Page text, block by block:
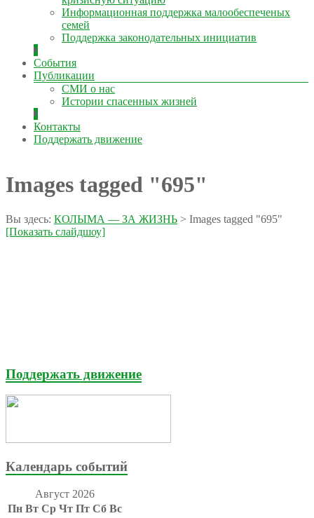
Информационная поддержка малообеспеченых
семей
Поддержка законодательных инициатив
События
Публикации
СМИ о нас
Истории спасенных жизней
Контакты
Поддержать движение
Images tagged "695"
Вы здесь: КОЛЫМА — ЗА ЖИЗНЬ > Images tagged "695"
[Показать слайдшоу]
Поддержать движение
Календарь событий
Август 2026
Пн Вт Ср Чт Пт Сб Вс